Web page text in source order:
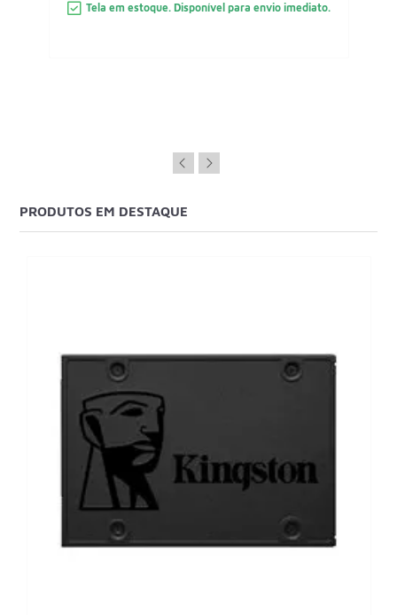
Tela em estoque. Disponível para envio imediato.
PRODUTOS EM DESTAQUE